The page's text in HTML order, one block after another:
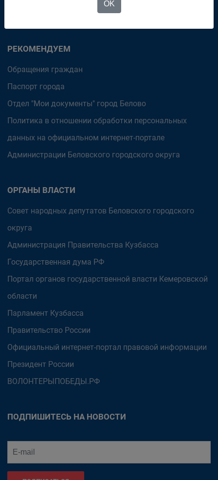
Официальный аккаунт Главы Беловского
РЕКОМЕНДУЕМ
Обращения граждан
Паспорт города
Отдел "Мои документы" город Белово
Политика в отношении обработки персональных
данных на официальном интернет-портале
Администрации Беловского городского округа
ОРГАНЫ ВЛАСТИ
Совет народных депутатов Беловского городского
округа
Администрация Правительства Кузбасса
Государственная дума РФ
Портал органов государственной власти Кемеровской
области
Парламент Кузбасса
Правительство России
Официальный интернет-портал правовой информации
Президент России
ВОЛОНТЕРЫПОБЕДЫ.РФ
ПОДПИШИТЕСЬ НА НОВОСТИ
OK